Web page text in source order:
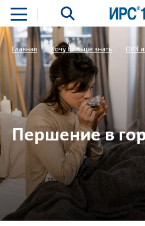
Главная Хочу больше знать ОРЗ
Першение в